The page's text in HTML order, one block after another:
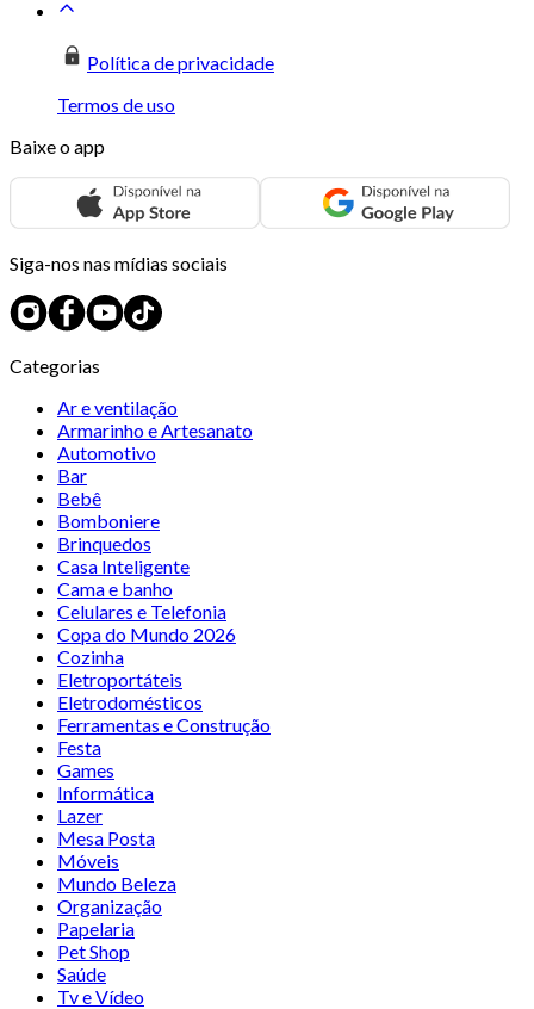
Política de privacidade
Termos de uso
Baixe o app
Siga-nos nas mídias sociais
Categorias
Ar e ventilação
Armarinho e Artesanato
Automotivo
Bar
Bebê
Bomboniere
Brinquedos
Casa Inteligente
Cama e banho
Celulares e Telefonia
Copa do Mundo 2026
Cozinha
Eletroportáteis
Eletrodomésticos
Ferramentas e Construção
Festa
Games
Informática
Lazer
Mesa Posta
Móveis
Mundo Beleza
Organização
Papelaria
Pet Shop
Saúde
Tv e Vídeo